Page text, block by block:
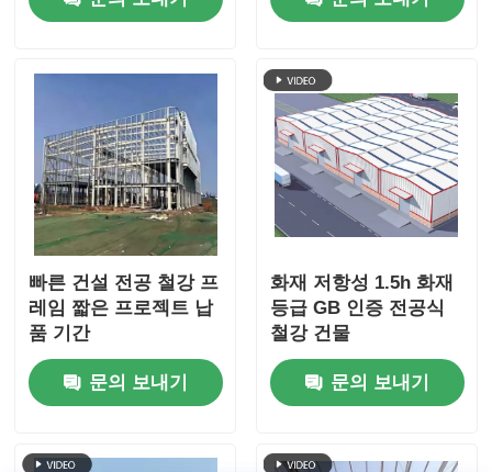
빠른 건설 전공 철강 프
레임 짧은 프로젝트 납
품 기간
문의 보내기
화재 저항성 1.5h 화재
등급 GB 인증 전공식
철강 건물
문의 보내기